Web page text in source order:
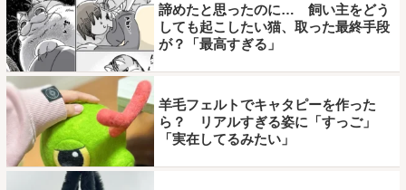
諦めたと思ったのに… 飼い主をどう
しても起こしたい猫、取った最終手段
が？「最高すぎる」
羊毛フェルトでキャタピーを作った
ら？ リアルすぎる姿に「すっご」
「実在してるみたい」